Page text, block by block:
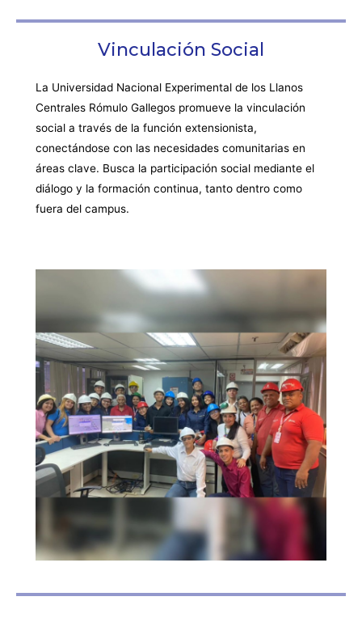
Vinculación Social
La Universidad Nacional Experimental de los Llanos
Centrales Rómulo Gallegos promueve la vinculación
social a través de la función extensionista,
conectándose con las necesidades comunitarias en
áreas clave. Busca la participación social mediante el
diálogo y la formación continua, tanto dentro como
fuera del campus.